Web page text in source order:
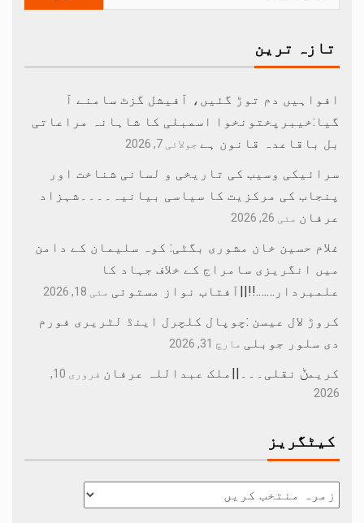
تازہ ترین
افواہیں دم توڑ گئیں، آفیشل گزٹ سامنے آ
گیا:خیبرپختونخوا اسمبلی کا شاہانہ مراعاتی
بل باقاعدہ قانون ہے جولائی 7, 2026
سرائیکی وسیب کی تاریخی و لسانی شناخت اور
پنجاب کی مرکزیت کا سیاسی بیانیہ۔۔۔۔شہزاد
عرفان مئی 26, 2026
غلام حسین خان مشوری بگٹی: کوہ سلیمان کے دامن
میں انگریزی سامراج کے خلاف جہاد کا
علمبردار…….!!||آفتاب نواز مستوئی مئی 18, 2026
کروڑ لال عیسن :چوپال کلچرل اینڈ لٹریری فورم
دی سلور جوبلی مارچ 31, 2026
کریمݨ نقلی۔۔۔||ملک عبداللہ عرفان
فروری 10,
2026
کیٹگریز